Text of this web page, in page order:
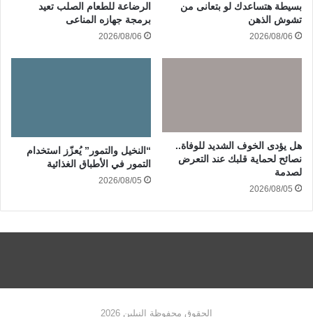
بسيطة هتساعدك لو بتعانى من
تشوش الذهن
2026/08/06
الرضاعة للطعام الصلب تعيد
برمجة جهازه المناعى
2026/08/06
هل يؤدى الخوف الشديد للوفاة..
نصائح لحماية قلبك عند التعرض
لصدمة
2026/08/05
“النخيل والتمور” يُعزّز استخدام
التمور في الأطباق الغذائية
2026/08/05
الحقوق محفوظة النيلين 2026